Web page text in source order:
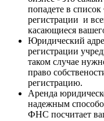
попадете в
регистрации и
касающиеся
Юридический
регистрации
таком случае
право
регистрацию.
Аренда
надежным
ФНС посчитает